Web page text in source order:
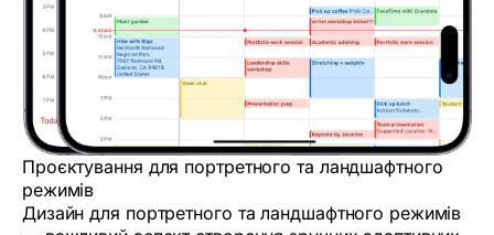
Проєктування для портретного та ландшафтного
режимів
Дизайн для портретного та ландшафтного режимів